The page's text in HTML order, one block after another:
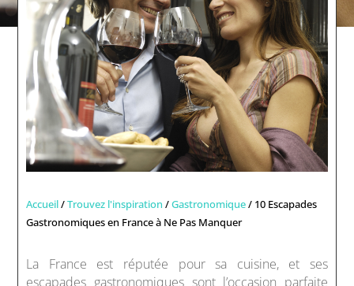
Accueil/Trouvez l'inspiration /Gastronomique/ 10 Escapades
Gastronomiques en France à Ne Pas Manquer
La France est réputée pour sa cuisine, et ses
escapades gastronomiques sont l’occasion parfaite